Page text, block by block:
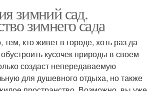
Сад из поликарбоната
зимний сад.
зимнего сада
кто живет в городе, хоть раз да
кусочек природы в своем
создаст непередаваемую
для душевного отдыха, но также